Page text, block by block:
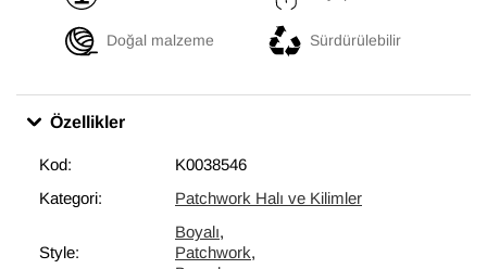
Doğal malzeme Sürdürülebilir
Özellikler
Kod:
K0038546
Kategori:
Patchwork Halı ve Kilimler
Style:
Boyalı,
Patchwork,